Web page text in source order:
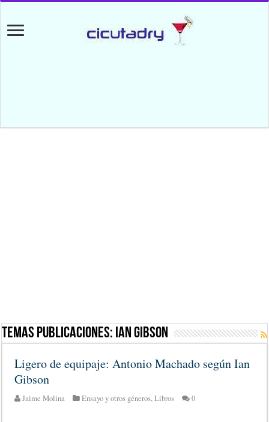
Temas Publicaciones: Ian Gibson
Ligero de equipaje: Antonio Machado según Ian
Gibson
Jaime Molina Ensayo y otros géneros,Libros 0